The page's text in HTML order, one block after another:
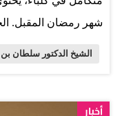
شهر رمضان المقبل.
الشيخ الدكتور سلطان
أخبار